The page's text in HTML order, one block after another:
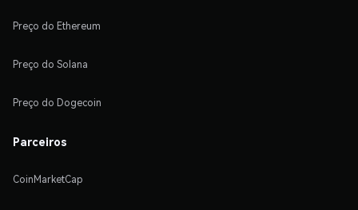
Preço do Ethereum
Preço do Solana
Preço do Dogecoin
Parceiros
CoinMarketCap